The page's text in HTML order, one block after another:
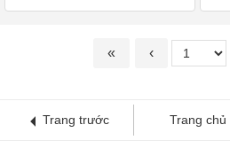
« ‹
Trang trước Trang chủ